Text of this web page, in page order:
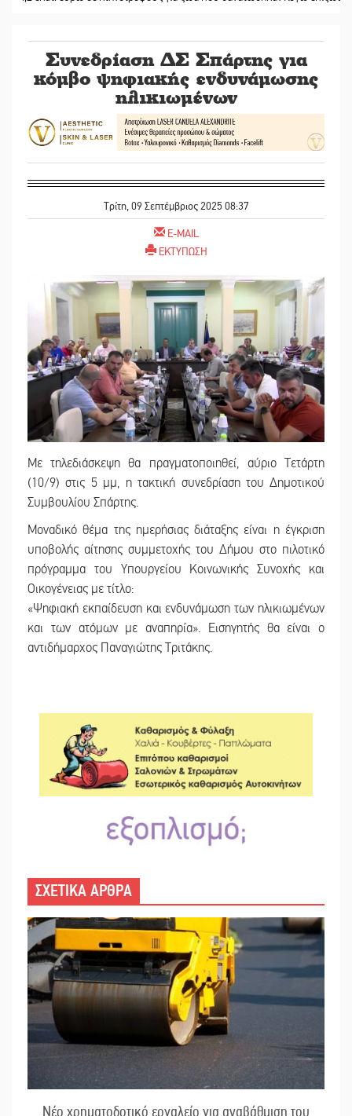
Συνεδρίαση ΔΣ Σπάρτης για
κόμβο ψηφιακής ενδυνάμωσης
ηλικιωμένων
Τρίτη, 09 Σεπτέμβριος 2025 08:37
E-MAIL
ΕΚΤΥΠΩΣΗ
Με τηλεδιάσκεψη θα πραγματοποιηθεί, αύριο Τετάρτη
(10/9) στις 5 μμ, η τακτική συνεδρίαση του Δημοτικού
Συμβουλίου Σπάρτης.
Μοναδικό θέμα της ημερήσιας διάταξης είναι η έγκριση
υποβολής αίτησης συμμετοχής του Δήμου στο πιλοτικό
πρόγραμμα του Υπουργείου Κοινωνικής Συνοχής και
Οικογένειας με τίτλο:
«Ψηφιακή εκπαίδευση και ενδυνάμωση των ηλικιωμένων
και των ατόμων με αναπηρία». Εισηγητής θα είναι ο
αντιδήμαρχος Παναγιώτης Τριτάκης.
ΣΧΕΤΙΚΑ ΑΡΘΡΑ
Νέο χρηματοδοτικό εργαλείο για αναβάθμιση του